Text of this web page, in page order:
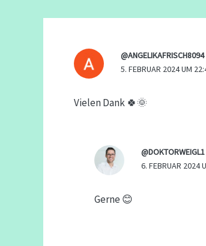
@ANGELIKAFRISCH8094
5. FEBRUAR 2024 UM
Vielen Dank 🍀🌞
@DOKTORWEIGL1
6. FEBRUAR 2024
Gerne 😊